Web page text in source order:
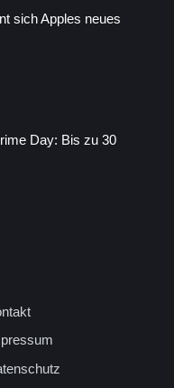
sich Apples neues
Day: Bis zu 30